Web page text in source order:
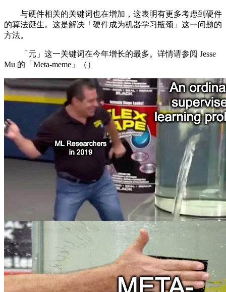
与硬件相关的关键词也在增加，这表明有更多考虑到硬件
的算法诞生。这是解决「硬件成为机器学习瓶颈」这一问题的
方法。
「元」这一关键词在今年增长的最多。详情请参阅 Jesse
Mu 的「Meta-meme」（）